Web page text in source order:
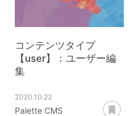
コンテンツタイプ
【user】：ユーザー編
集
2020.10.22
Palette CMS